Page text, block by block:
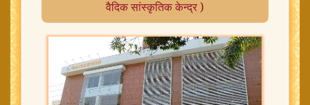
वैदिक सांस्कृतिक केन्द्र )